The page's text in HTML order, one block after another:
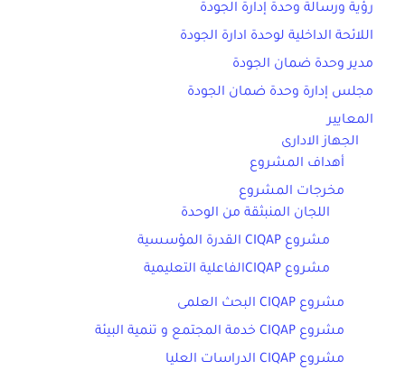
رؤية ورسالة وحدة إدارة الجودة
اللائحة الداخلية لوحدة ادارة الجودة
مدير وحدة ضمان الجودة
مجلس إدارة وحدة ضمان الجودة
المعايير
الجهاز الادارى
أهداف المشروع
مخرجات المشروع
اللجان المنبثقة من الوحدة
مشروع CIQAP القدرة المؤسسية
مشروع CIQAPالفاعلية التعليمية
مشروع CIQAP البحث العلمى
مشروع CIQAP خدمة المجتمع و تنمية البيئة
مشروع CIQAP الدراسات العليا